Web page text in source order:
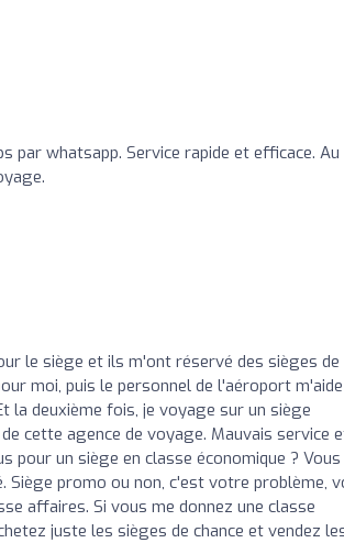
par whatsapp. Service rapide et efficace. Au
le siège et ils m'ont réservé des sièges de
moi, puis le personnel de l'aéroport
la deuxième fois, je voyage sur un siège
cette agence de voyage. Mauvais service
pour un siège en classe économique ? Vous
Siège promo ou non, c'est votre problème,
affaires. Si vous me donnez une classe
juste les sièges de chance et vendez